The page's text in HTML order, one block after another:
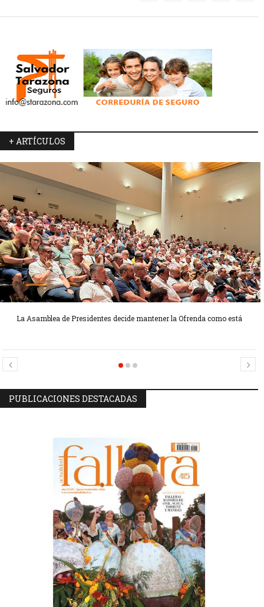
+ ARTÍCULOS
La Asamblea de Presidentes decide mantener la Ofrenda como está
Candidatas Preseleccionadas por el sector Olivereta
Candidatas Preseleccionadas por el sector Sector La Seu-La Xerea-El
PUBLICACIONES DESTACADAS